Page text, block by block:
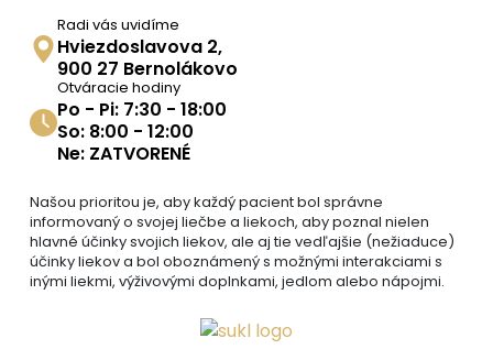
Radi vás uvidíme
Hviezdoslavova 2,
900 27 Bernolákovo
Otváracie hodiny
Po - Pi: 7:30 - 18:00
So: 8:00 - 12:00
Ne: ZATVORENÉ
Našou prioritou je, aby každý pacient bol správne
informovaný o svojej liečbe a liekoch, aby poznal nielen
hlavné účinky svojich liekov, ale aj tie vedľajšie (nežiaduce)
účinky liekov a bol oboznámený s možnými interakciami s
inými liekmi, výživovými doplnkami, jedlom alebo nápojmi.